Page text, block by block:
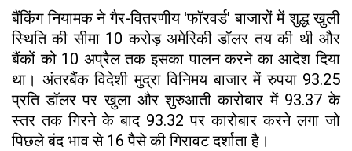
बैंकिंग नियामक ने गैर-वितरणीय 'फॉरवर्ड' बाजारों में शुद्ध खुली
स्थिति की सीमा 10 करोड़ अमेरिकी डॉलर तय की थी और
बैंकों को 10 अप्रैल तक इसका पालन करने का आदेश दिया
था। अंतरबैंक विदेशी मुद्रा विनिमय बाजार में रुपया 93.25
प्रति डॉलर पर खुला और शुरुआती कारोबार में 93.37 के
स्तर तक गिरने के बाद 93.32 पर कारोबार करने लगा जो
पिछले बंद भाव से 16 पैसे की गिरावट दर्शाता है।